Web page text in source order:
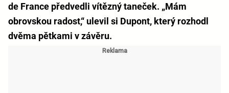
de France předvedli vítězný taneček. „Mám
obrovskou radost,“ ulevil si Dupont, který rozhodl
dvěma pětkami v závěru.